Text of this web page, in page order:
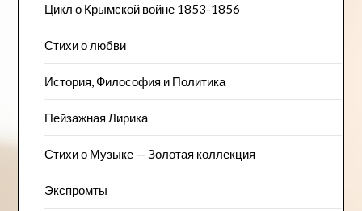
Цикл о Крымской войне 1853-1856
Стихи о любви
История, Философия и Политика
Пейзажна​я Лирика
Стихи о Музыке — Золотая коллекция
Экспромты